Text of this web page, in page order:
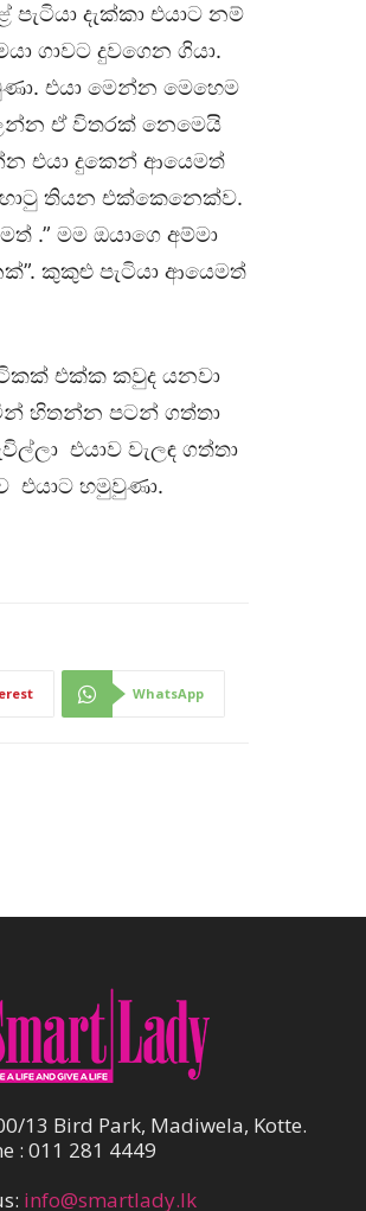
දැක්කා එයාට නම්
ගාවට දුවගෙන ගියා.
එයා මෙන්න මෙහෙම
ඒ විතරක් නෙමෙයි
එයා දුකෙන් ආයෙමත්
තියන එක්කෙනෙක්ව.
.” මම ඔයාගෙ අම්මා
කුකුළු පැටියා ආයෙමත්
ටිකක් එක්ක කවුද යනවා
හිතන්න පටන් ගත්තා
එයාව වැලඳ ගත්තා
එයාට හමුවුණා.
WhatsApp
13 Bird Park, Madiwela, Kotte.
: 011 281 4449
info@smartlady.lk